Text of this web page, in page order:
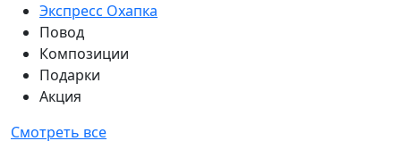
Экспресс Охапка
Повод
Композиции
Подарки
Акция
Смотреть все